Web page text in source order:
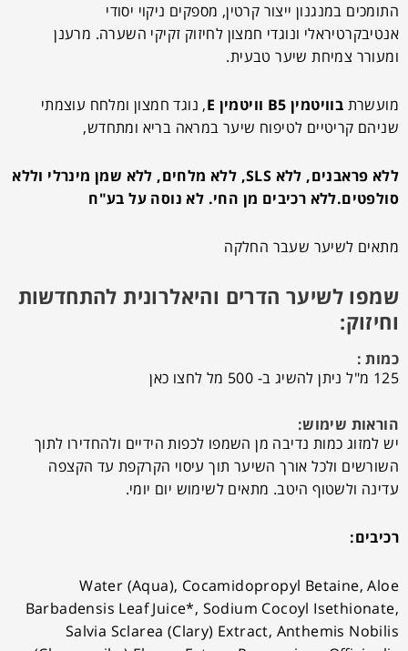
התומכים במנגנון ייצור קרטין, מספקים ניקוי יסודי
אנטיבקרטיראלי ונוגדי חמצון לחיזוק זקיקי השערה. מרענן
ומעורר צמיחת שיער טבעית.
מועשרת בוויטמין B5 וויטמין E
, נוגד חמצון ומלחח עוצמתי
שניהם קריטיים לטיפוח שיער במראה בריא ומתחדש,
ללא פראבנים, ללא SLS, ללא מלחים, ללא שמן מינרלי וללא
סולפטים.ללא רכיבים מן החי. לא נוסה על בע"ח
מתאים לשיער שעבר החלקה
שמפו לשיער הדרים והיאלרונית להתחדשות
וחיזוק:
כמות :
125 מ"ל ניתן להשיג ב- 500 מל לחצו כאן
הוראות שימוש:
יש למזוג כמות נדיבה מן השמפו לכפות הידיים ולהחדירו לתוך
השורשים ולכל אורך השיער תוך עיסוי הקרקפת עד הקצפה
עדינה ולשטוף היטב. מתאים לשימוש יום יומי.
רכיבים:
Water (Aqua), Cocamidopropyl Betaine, Aloe
Barbadensis Leaf Juice*, Sodium Cocoyl Isethionate,
Salvia Sclarea (Clary) Extract, Anthemis Nobilis